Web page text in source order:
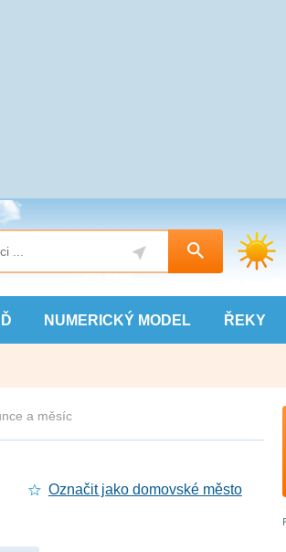
NUMERICKÝ MODEL ŘEKY
a měsíc
Označit jako domovské město